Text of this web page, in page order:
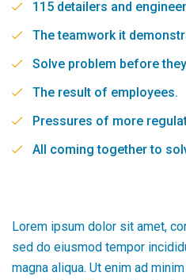
115 detailers and
The teamwork it
Solve problem before
The result of employees.
Pressures of more
All coming together to
Lorem ipsum dolor sit amet,
sed do eiusmod tempor
magna aliqua. Ut enim ad